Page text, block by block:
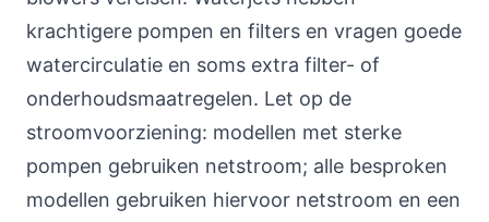
krachtigere pompen en filters en vragen goede
watercirculatie en soms extra filter- of
onderhoudsmaatregelen. Let op de
stroomvoorziening: modellen met sterke
pompen gebruiken netstroom; alle besproken
modellen gebruiken hiervoor netstroom en een